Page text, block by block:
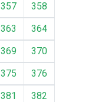
357
358
363
364
369
370
375
376
381
382